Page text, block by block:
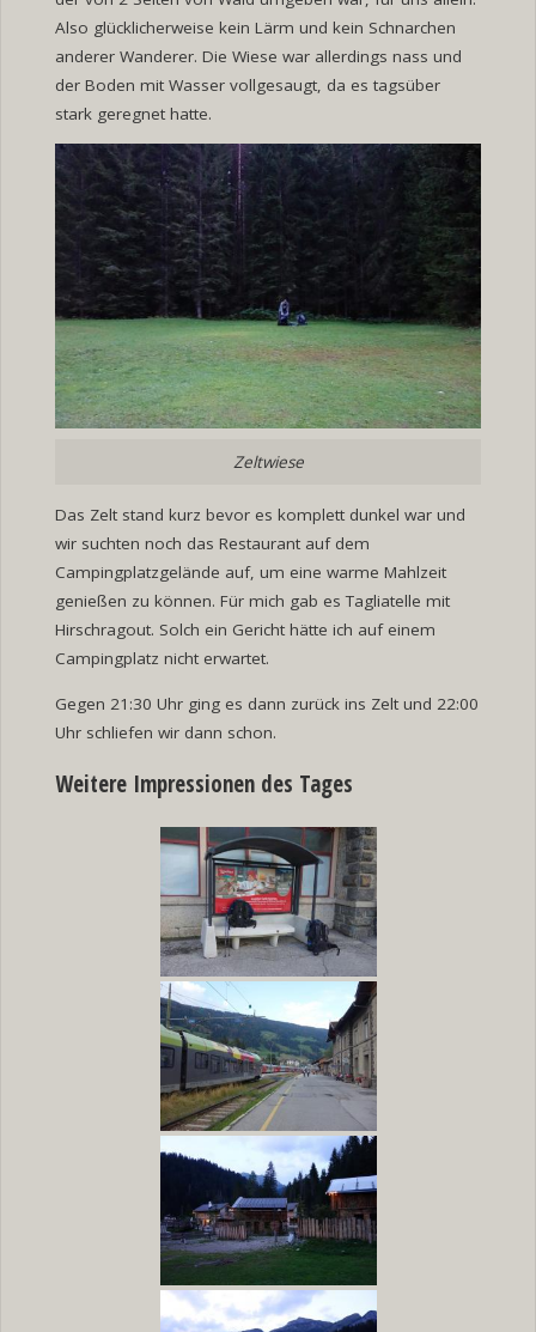
Also glücklicherweise kein Lärm und kein Schnarchen
anderer Wanderer. Die Wiese war allerdings nass und
der Boden mit Wasser vollgesaugt, da es tagsüber
stark geregnet hatte.
Zeltwiese
Das Zelt stand kurz bevor es komplett dunkel war und
wir suchten noch das Restaurant auf dem
Campingplatzgelände auf, um eine warme Mahlzeit
genießen zu können. Für mich gab es Tagliatelle mit
Hirschragout. Solch ein Gericht hätte ich auf einem
Campingplatz nicht erwartet.
Gegen 21:30 Uhr ging es dann zurück ins Zelt und 22:00
Uhr schliefen wir dann schon.
Weitere Impressionen des Tages